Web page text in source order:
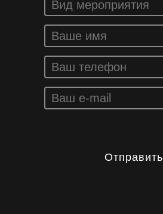
Отправить